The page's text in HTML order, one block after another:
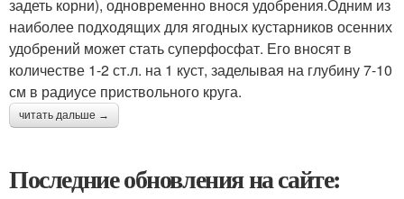
задеть корни), одновременно внося удобрения.Одним из
наиболее подходящих для ягодных кустарников осенних
удобрений может стать суперфосфат. Его вносят в
количестве 1-2 ст.л. на 1 куст, заделывая на глубину 7-10
см в радиусе приствольного круга.
читать дальше →
Последние обновления на сайте: